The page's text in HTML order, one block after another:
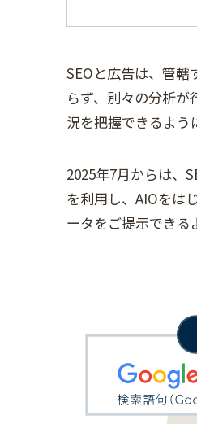
SEOと広告は、管
らず、別々の分析
況を把握できるよう
2025年7月からは、
を利用し、AIOをは
ータをご提示できる